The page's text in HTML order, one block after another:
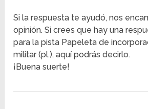
Si la respuesta te ayudó, nos
opinión. Si crees que hay una
para la pista Papeleta de
militar (pl.), aquí podrás decirlo.
¡Buena suerte!